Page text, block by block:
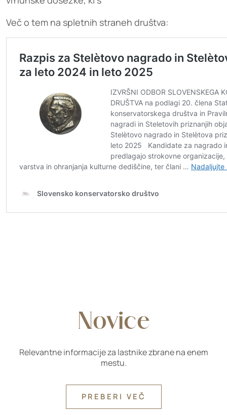
Več o tem na spletnih straneh društva:
Novice
Relevantne informacije za lastnike zbrane na enem
mestu.
PREBERI VEČ